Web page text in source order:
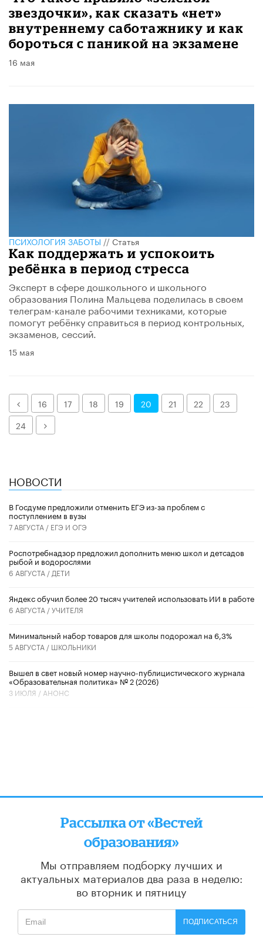
звездочки», как сказать «нет»
внутреннему саботажнику и как
бороться с паникой на экзамене
16 мая
ПСИХОЛОГИЯ ЗАБОТЫ//Статья
​Как поддержать и успокоить
ребёнка в период стресса
Эксперт в сфере дошкольного и школьного
образования Полина Мальцева поделилась в своем
телеграм-канале рабочими техниками, которые
помогут ребёнку справиться в период контрольных,
экзаменов, сессий.
15 мая
Назад16 17 18 19 20 21 22
23
24
Далее
НОВОСТИ
В Госдуме предложили отменить ЕГЭ из-за проблем с
поступлением в вузы
7 АВГУСТА / ЕГЭ И ОГЭ
Роспотребнадзор предложил дополнить меню школ и детсадов
рыбой и водорослями
6 АВГУСТА / ДЕТИ
​Яндекс обучил более 20 тысяч учителей использовать ИИ в работе
6 АВГУСТА /УЧИТЕЛЯ
Минимальный набор товаров для школы подорожал на 6,3%
5 АВГУСТА / ШКОЛЬНИКИ
Вышел в свет новый номер научно-публицистического журнала
«Образовательная политика» № 2 (2026)
3 ИЮЛЯ / АНОНС
Рассылка от «Вестей
образования»
Мы отправляем подборку лучших и
актуальных материалов два раза в неделю:
во вторник и пятницу
ПОДПИСАТЬСЯ